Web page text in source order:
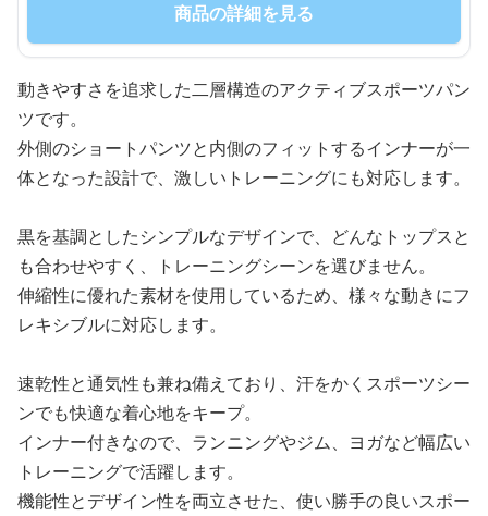
商品の詳細を見る
動きやすさを追求した二層構造のアクティブスポーツパン
ツです。
外側のショートパンツと内側のフィットするインナーが一
体となった設計で、激しいトレーニングにも対応します。
黒を基調としたシンプルなデザインで、どんなトップスと
も合わせやすく、トレーニングシーンを選びません。
伸縮性に優れた素材を使用しているため、様々な動きにフ
レキシブルに対応します。
速乾性と通気性も兼ね備えており、汗をかくスポーツシー
ンでも快適な着心地をキープ。
インナー付きなので、ランニングやジム、ヨガなど幅広い
トレーニングで活躍します。
機能性とデザイン性を両立させた、使い勝手の良いスポー